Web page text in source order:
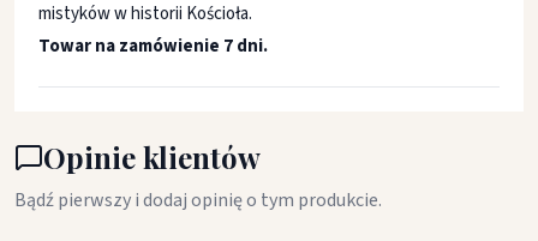
mistyków w historii Kościoła.
Towar na zamówienie 7 dni.
Opinie klientów
Bądź pierwszy i dodaj opinię o tym produkcie.